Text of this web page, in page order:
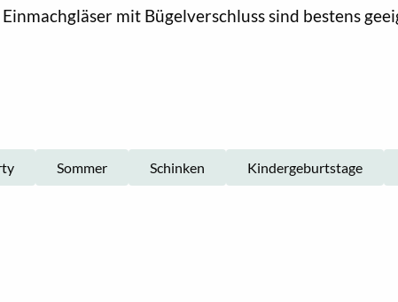
mit Bügelverschluss sind bestens
Sommer Schinken Kindergeburtstage